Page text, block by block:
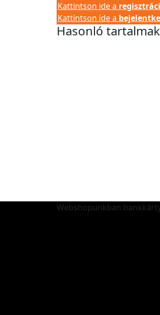
Kattintson ide a
Kattintson ide a
Hasonló tartalmak
Webshopunkban